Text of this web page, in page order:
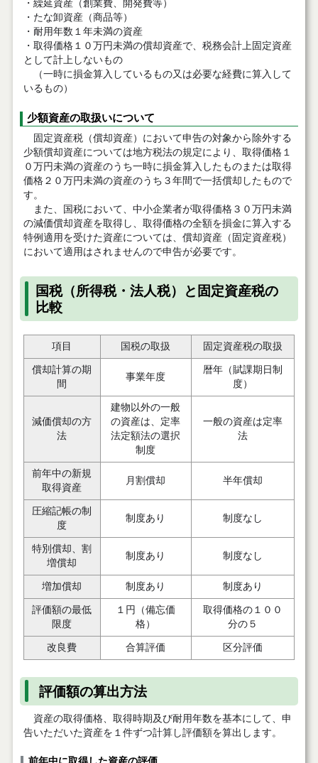
・繰延資産（創業費、開発費等）
・たな卸資産（商品等）
・耐用年数１年未満の資産
・取得価格１０万円未満の償却資産で、税務会計上固定資産
として計上しないもの
（一時に損金算入しているもの又は必要な経費に算入して
いるもの）
少額資産の取扱いについて
固定資産税（償却資産）において申告の対象から除外する
少額償却資産については地方税法の規定により、取得価格１
０万円未満の資産のうち一時に損金算入したものまたは取得
価格２０万円未満の資産のうち３年間で一括償却したもので
す。
また、国税において、中小企業者が取得価格３０万円未満
の減価償却資産を取得し、取得価格の全額を損金に算入する
特例適用を受けた資産については、償却資産（固定資産税）
において適用はされませんので申告が必要です。
国税（所得税・法人税）と固定資産税の
比較
項目 国税の取扱 固定資産税の取扱
償却計算の期
間
事業年度
暦年（賦課期日制
度）
減価償却の方
法
建物以外の一般
の資産は、定率
法定額法の選択
制度
一般の資産は定率
法
前年中の新規
取得資産
月割償却 半年償却
圧縮記帳の制
度
制度あり 制度なし
特別償却、割
増償却
制度あり 制度なし
増加償却 制度あり 制度あり
評価額の最低
限度
１円（備忘価
格）
取得価格の１００
分の５
改良費 合算評価 区分評価
評価額の算出方法
資産の取得価格、取得時期及び耐用年数を基本にして、申
告いただいた資産を１件ずつ計算し評価額を算出します。